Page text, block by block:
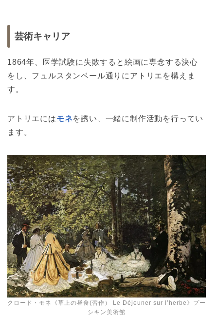
芸術キャリア
1864年、医学試験に失敗すると絵画に専念する決心
をし、フュルスタンベール通りにアトリエを構えま
す。
アトリエにはモネを誘い、一緒に制作活動を行ってい
ます。
クロード・モネ《草上の昼食(習作） Le Déjeuner sur l’herbe》プー
シキン美術館